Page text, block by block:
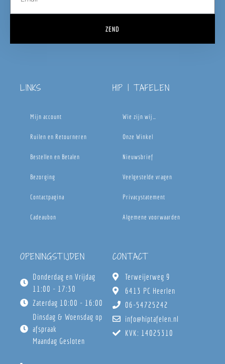
ZEND
LINKS
Mijn account
Ruilen en Retourneren
Bestellen en Betalen
Bezorging
Contactpagina
Cadeaubon
HIP | TAFELEN
Wie zijn wij…
Onze Winkel
Nieuwsbrief
Veelgestelde vragen
Privacystatement
Algemene voorwaarden
OPENINGSTIJDEN
Donderdag en Vrijdag
11:00 - 17:30
Zaterdag 10:00 - 16:00
Dinsdag & Woensdag op
afspraak
Maandag Gesloten
CONTACT
Terweijerweg 9
6413 PC Heerlen
06-54725242
info@hiptafelen.nl
KVK: 14025310